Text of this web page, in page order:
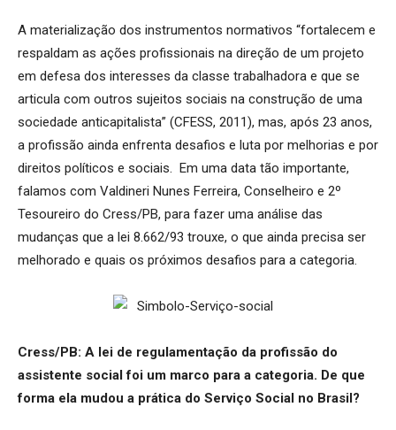
A materialização dos instrumentos normativos “fortalecem e
respaldam as ações profissionais na direção de um projeto
em defesa dos interesses da classe trabalhadora e que se
articula com outros sujeitos sociais na construção de uma
sociedade anticapitalista” (CFESS, 2011), mas, após 23 anos,
a profissão ainda enfrenta desafios e luta por melhorias e por
direitos políticos e sociais. Em uma data tão importante,
falamos com Valdineri Nunes Ferreira, Conselheiro e 2º
Tesoureiro do Cress/PB, para fazer uma análise das
mudanças que a lei 8.662/93 trouxe, o que ainda precisa ser
melhorado e quais os próximos desafios para a categoria.
Cress/PB: A lei de regulamentação da profissão do
assistente social foi um marco para a categoria. De que
forma ela mudou a prática do Serviço Social no Brasil?